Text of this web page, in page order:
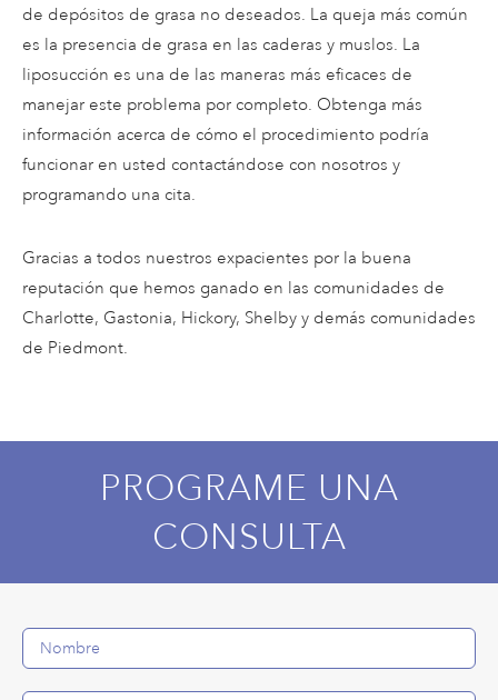
de depósitos de grasa no deseados. La queja más común
es la presencia de grasa en las caderas y muslos. La
liposucción es una de las maneras más eficaces de
manejar este problema por completo. Obtenga más
información acerca de cómo el procedimiento podría
funcionar en usted contactándose con nosotros y
programando una cita.
Gracias a todos nuestros expacientes por la buena
reputación que hemos ganado en las comunidades de
Charlotte, Gastonia, Hickory, Shelby y demás comunidades
de Piedmont.
PROGRAME UNA
CONSULTA